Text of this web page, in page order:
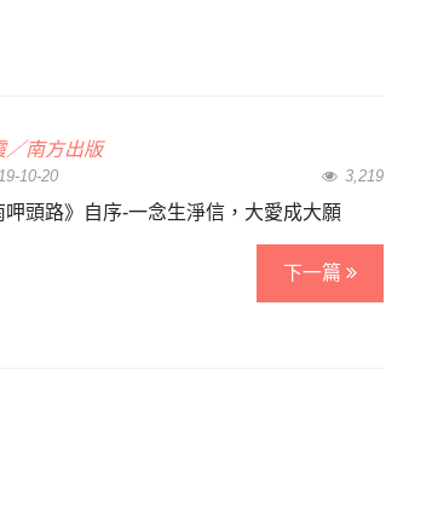
／南方出版
10-20 3,219
呷頭路》自序-一念生淨信，大愛成大願
下一篇